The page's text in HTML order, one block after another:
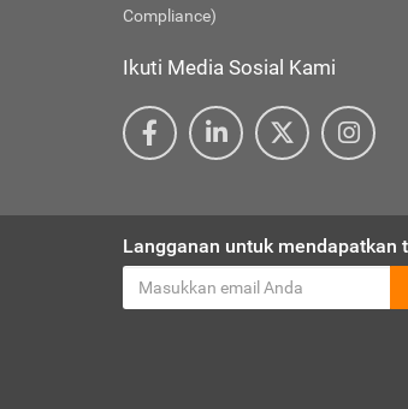
Compliance)
Ikuti Media Sosial Kami
Langganan untuk mendapatkan